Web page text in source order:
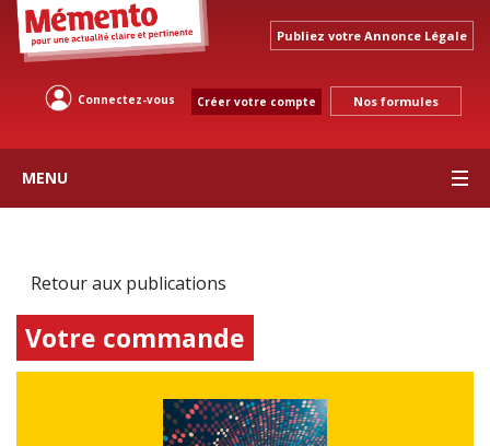
Publiez votre Annonce Légale
Connectez-vous Créer votre compte Nos formules
MENU
Retour aux publications
Votre commande